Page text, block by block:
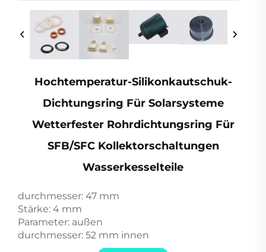
Hochtemperatur-Silikonkautschuk-
Dichtungsring Für Solarsysteme
Wetterfester Rohrdichtungsring Für
SFB/SFC Kollektorschaltungen
Wasserkesselteile
durchmesser: 47 mm
Stärke: 4 mm
Parameter: außen
durchmesser: 52 mm innen